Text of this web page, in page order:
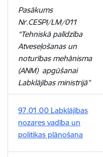
Pasākums
Nr.CESPI/LM/011
“Tehniskā palīdzība
Atveseļošanas un
noturības mehānisma
(ANM) apgūšanai
Labklājības ministrijā”
97.01.00 Labklājības
nozares vadība un
politikas plānošana